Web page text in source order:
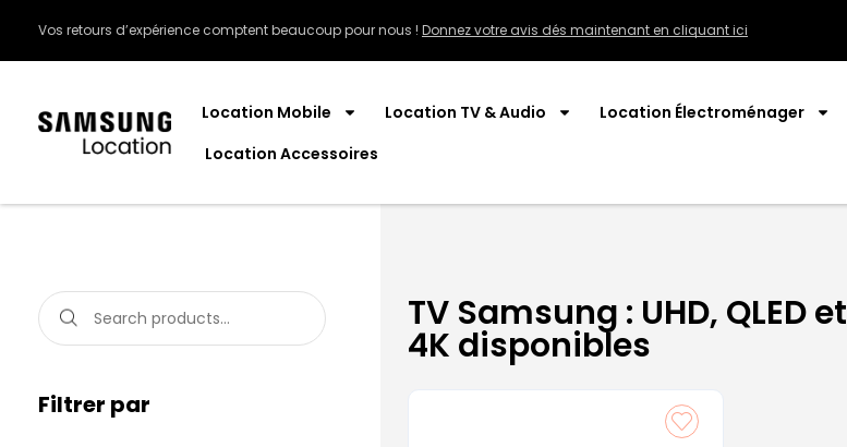
Vos retours d’expérience comptent beaucoup pour nous ! Donnez votre avis dés maintenant en cliquant ici
Location Mobile Location TV & Audio
Location Électroménager
Location Accessoires
Filtrer par
TV Samsung : UHD, QLED et
4K disponibles